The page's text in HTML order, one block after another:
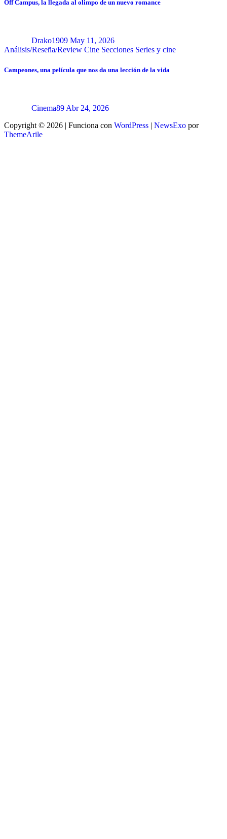
Off Campus, la llegada al olimpo de un nuevo romance
Drako1909 May 11, 2026
Análisis/Reseña/Review Cine Secciones Series y cine
Campeones, una película que nos da una lección de la vida
Cinema89 Abr 24, 2026
Copyright © 2026 | Funciona con WordPress | NewsExo por
ThemeArile